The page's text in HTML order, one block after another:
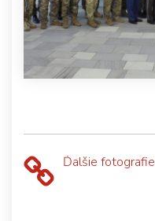
Ďalšie fotografie